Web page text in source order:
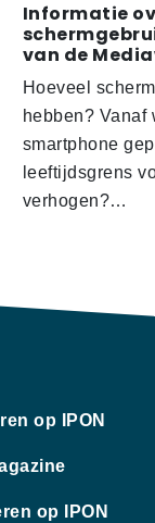
Informatie
van de
Hoeveel
hebben?
smartphone
leeftijdsgrens
verhogen?…
op IPON
op IPON